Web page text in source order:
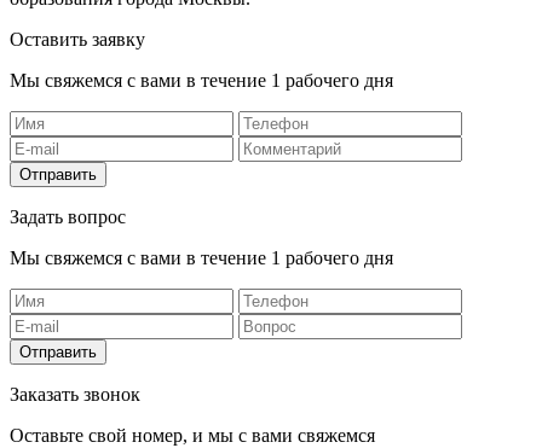
Оставить заявку
Мы свяжемся с вами в течение 1 рабочего дня
Отправить
Задать вопрос
Мы свяжемся с вами в течение 1 рабочего дня
Отправить
Заказать звонок
Оставьте свой номер, и мы с вами свяжемся